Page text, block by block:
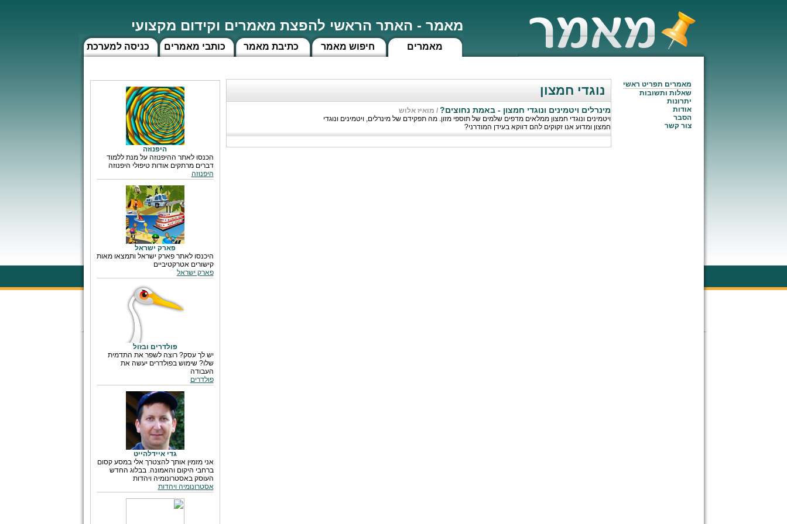
מאמר - האתר הראשי להפצת מאמרים וקידום מקצועי
כניסה למערכת כותבי מאמרים כתיבת מאמר חיפוש מאמר מאמרים
היפנוזה
הכנסו לאתר ההיפנוזה על מנת ללמוד
דברים מרתקים אודות טיפולי היפנוזה
היפנוזה
פארק ישראל
היכנסו לאתר פארק ישראל ותמצאו מאות
קישורים אטרקטיביים
פארק ישראל
פולדרים ובזול
יש לך עסק? רוצה לשפר את התדמית
שלו? שימוש בפולדרים יעשה את
העבודה
פולדרים
גדי איידלהייט
אני מזמין אותך להצטרך אלי במסע קסום
ברחבי היקום והאמונה. בבלוג החדש
העוסק באסטרונומיה ויהדות
אסטרונומיה ויהדות
נוגדי חמצון
מינרלים ויטמינים ונוגדי חמצון - באמת נחוצים? / מואיז אלוש
ויטמינים ונוגדי חמצון ממלאים מדפים שלמים של תוספי מזון. מה תפקידם של מינרלים, ויטמינים ונוגדי
חמצון ומדוע אנו זקוקים להם דווקא בעידן המודרני?
מאמרים תפריט ראשי
שאלות ותשובות
יתרונות
אודות
הסבר
צור קשר